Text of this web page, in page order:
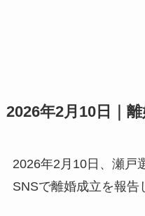
2026年2月10日｜
2026年2月10日、瀬戸
SNSで離婚成立を報告